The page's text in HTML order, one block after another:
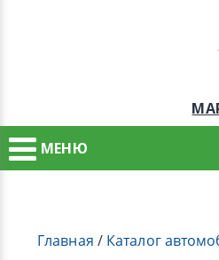
МЕНЮ
Главная / Каталог